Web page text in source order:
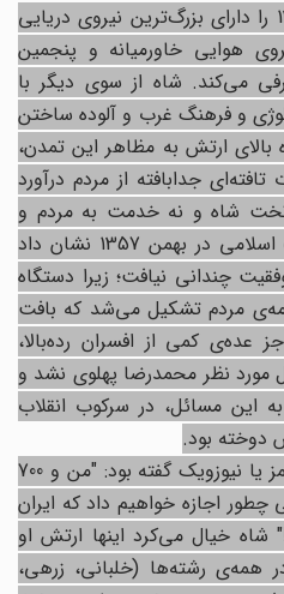
ایران در سال 1355 را دارای بزرگ‌ترین نیروی دریایی
هوایی خاورمیانه و پنجمین
می‌کند. شاه از سوی دیگر با
و فرهنگ غرب و آلوده ساختن
ارتش به مظاهر این تمدن،
جدابافته از مردم درآورد
شاه و نه خدمت به مردم و
میهن باشد؛ امّا پیروزی انقلاب اسلامی در بهمن 1357 نشان داد
چندانی نیافت؛ زیرا دستگاه
مردم تشکیل می‌شد که بافت
کمی از افسران رده‌بالا،
نظر محمدرضا پهلوی نشد و
مسائل، در سرکوب انقلاب
شاه در مصاحبه با نیویورک تایمز یا نیوزویک گفته بود: "من و 700
اجازه خواهیم داد که ایران
خیال می‌کرد اینها ارتش او
رشته‌ها (خلبانی، زرهی،